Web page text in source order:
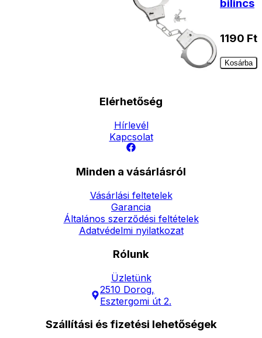
bilincs
1190 Ft
Kosárba
Elérhetőség
Hírlevél
Kapcsolat
Minden a vásárlásról
Vásárlási feltetelek
Garancia
Általános szerződési feltételek
Adatvédelmi nyilatkozat
Rólunk
Üzletünk
2510 Dorog,
Esztergomi út 2.
Szállítási és fizetési lehetőségek